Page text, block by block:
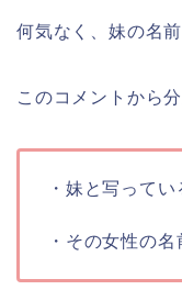
何気なく、妹の名前
このコメントから
・妹と写って
・その女性の名